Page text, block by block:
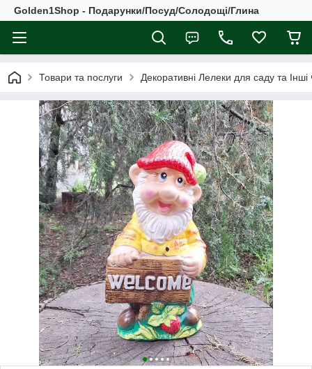
Golden1Shop - Подарунки/Посуд/Солодощі/Глина
Товари та послуги Декоративні Лелеки для саду та Інші